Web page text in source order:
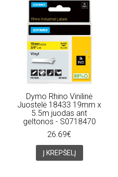
Dymo Rhino Vinilinė
Juostelė 18433 19mm x
5.5m juodas ant
geltonos - S0718470
26.69€
Į KREPŠELĮ